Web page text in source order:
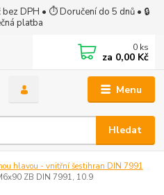
DPH • ⏱ Doručení do 5 dnů • 🔒
platba
Menu
Hledat
0 ks
za 0,00 Kč
hlavou - vnitřní šestihran DIN 7991
ZB DIN 7991, 10.9